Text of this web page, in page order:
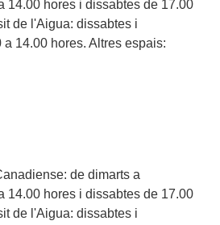
14.00 hores i dissabtes de 17.00
de l'Aigua: dissabtes i
14.00 hores. Altres espais:
de dimarts a
14.00 hores i dissabtes de 17.00
de l'Aigua: dissabtes i